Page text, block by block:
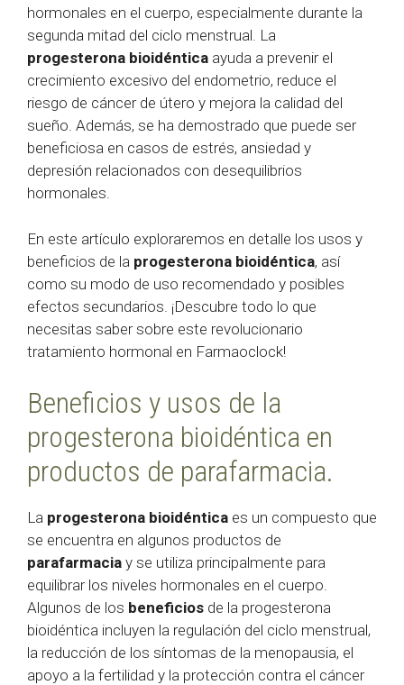
hormonales en el cuerpo, especialmente durante la
segunda mitad del ciclo menstrual. La
progesterona bioidéntica ayuda a prevenir el
crecimiento excesivo del endometrio, reduce el
riesgo de cáncer de útero y mejora la calidad del
sueño. Además, se ha demostrado que puede ser
beneficiosa en casos de estrés, ansiedad y
depresión relacionados con desequilibrios
hormonales.
En este artículo exploraremos en detalle los usos y
beneficios de la progesterona bioidéntica, así
como su modo de uso recomendado y posibles
efectos secundarios. ¡Descubre todo lo que
necesitas saber sobre este revolucionario
tratamiento hormonal en Farmaoclock!
Beneficios y usos de la
progesterona bioidéntica en
productos de parafarmacia.
La progesterona bioidéntica es un compuesto que
se encuentra en algunos productos de
parafarmacia y se utiliza principalmente para
equilibrar los niveles hormonales en el cuerpo.
Algunos de los beneficios de la progesterona
bioidéntica incluyen la regulación del ciclo menstrual,
la reducción de los síntomas de la menopausia, el
apoyo a la fertilidad y la protección contra el cáncer